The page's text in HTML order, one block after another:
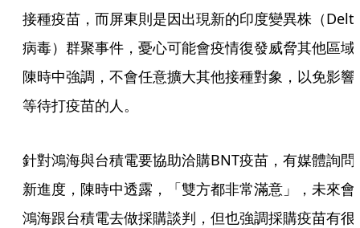
接種疫苗，而屏東則是因出現新的印度變異株（
病毒）群聚事件，憂心可能會疫情復發威脅其他區域
陳時中強調，不會任意擴大其他接種對象，以免影響
等待打疫苗的人。
針對鴻海與台積電要協助洽購BNT疫苗，有媒體詢問
新進度，陳時中透露，「雙方都非常滿意」，未來會
鴻海跟台積電去做採購談判，但也強調採購疫苗有很